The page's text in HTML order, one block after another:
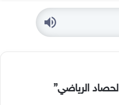
الرياضي”